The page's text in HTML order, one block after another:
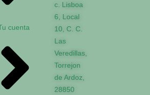
cuenta
c. Lisboa
6, Local
10, C. C.
Las
Veredillas,
Torrejon
de Ardoz,
28850